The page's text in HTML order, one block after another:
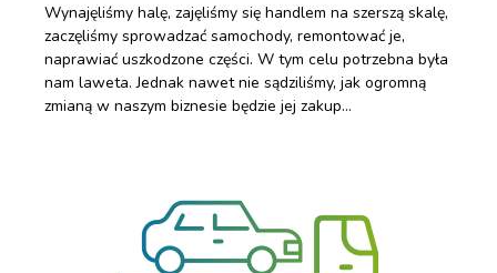
Wynajęliśmy halę, zajęliśmy się handlem na szerszą skalę,
zaczęliśmy sprowadzać samochody, remontować je,
naprawiać uszkodzone części. W tym celu potrzebna była
nam laweta. Jednak nawet nie sądziliśmy, jak ogromną
zmianą w naszym biznesie będzie jej zakup…